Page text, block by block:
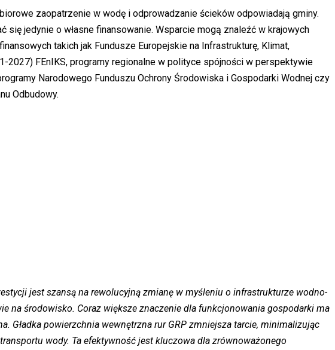
zaopatrzenie w wodę i odprowadzanie ścieków odpowiadają gminy.
się jedynie o własne finansowanie. Wsparcie mogą znaleźć w krajowych
takich jak Fundusze Europejskie na Infrastrukturę, Klimat,
2027) FEnIKS, programy regionalne w polityce spójności w perspektywie
Narodowego Funduszu Ochrony Środowiska i Gospodarki Wodnej czy
Odbudowy.
jest szansą na rewolucyjną zmianę w myśleniu o infrastrukturze wodno-
na środowisko. Coraz większe znaczenie dla funkcjonowania gospodarki ma
Gładka powierzchnia wewnętrzna rur GRP zmniejsza tarcie, minimalizując
wody. Ta efektywność jest kluczowa dla zrównoważonego